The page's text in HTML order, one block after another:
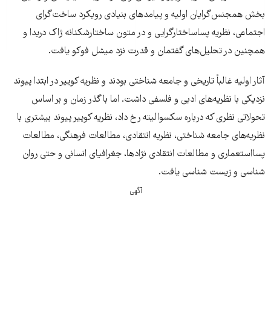
بخش همجنس‌گرایان اولیه و پیامدهای بنیادی رویکرد ساخت‌گرای
اجتماعی، نظریه پساساختارگرایی و در متون ساختارشکنانه ژاک دریدا و
همچنین در تحلیل‌های گفتمان و قدرت نزد میشل فوکو یافت.
آثار اولیه غالباً تاریخی و جامعه شناختی بودند و نظریه کوییر در ابتدا پیوند
نزدیکی با نظریه‌های ادبی و فلسفی داشت. اما با گذر زمان و بر اساس
تحولاتی نظری که درباره سکسوالیته رخ داد، نظریه کوییر پیوند بیشتری با
نظریه‌های جامعه شناختی، نظریه انتقادی، مطالعات فرهنگی، مطالعات
پسااستعماری و مطالعات انتقادی نژادها، جغرافیای انسانی و حتی روان
شناسی و زیست شناسی یافت.
آگهی